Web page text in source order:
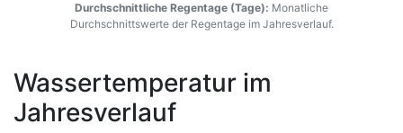
Durchschnittliche Regentage (Tage): Monatliche
Durchschnittswerte der Regentage im Jahresverlauf.
Wassertemperatur im
Jahresverlauf